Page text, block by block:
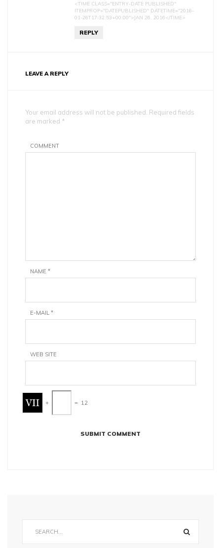
<TIME CLASS="ENTRY-DATE PUBLISHED"
ITEMPROP="DATEPUBLISHED" DATETIME="2016-
01-26T17:32:53+00:00">JAN 26, 2016</TIME>
REPLY
LEAVE A REPLY
Your email address will not be published. Required fields
are marked *
COMMENT
NAME *
E-MAIL *
WEB SITE
+ = 12